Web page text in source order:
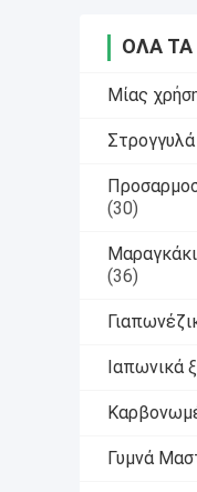
ΌΛΑ ΤΑ
Μίας
(30)
(36)
Ιαπωνικά
Γυμνά